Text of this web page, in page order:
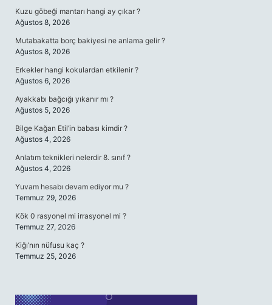
Kuzu göbeği mantarı hangi ay çıkar ?
Ağustos 8, 2026
Mutabakatta borç bakiyesi ne anlama gelir ?
Ağustos 8, 2026
Erkekler hangi kokulardan etkilenir ?
Ağustos 6, 2026
Ayakkabı bağcığı yıkanır mı ?
Ağustos 5, 2026
Bilge Kağan Etil’in babası kimdir ?
Ağustos 4, 2026
Anlatım teknikleri nelerdir 8. sınıf ?
Ağustos 4, 2026
Yuvam hesabı devam ediyor mu ?
Temmuz 29, 2026
Kök 0 rasyonel mi irrasyonel mi ?
Temmuz 27, 2026
Kiğı’nın nüfusu kaç ?
Temmuz 25, 2026